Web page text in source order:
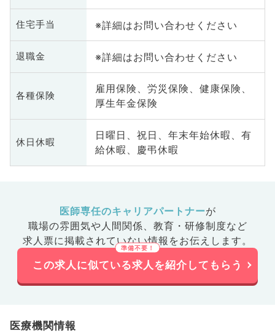
住宅手当 ※詳細はお問い合わせください
退職金 ※詳細はお問い合わせください
各種保険
雇用保険、労災保険、健康保険、
厚生年金保険
休日休暇
日曜日、祝日、年末年始休暇、有
給休暇、慶弔休暇
医師専任のキャリアパートナーが
職場の雰囲気や人間関係、 教育・研修制度など
求人票に掲載されていない情報をお伝えします。
この求人に似ている求人を紹介してもらう
医療機関情報